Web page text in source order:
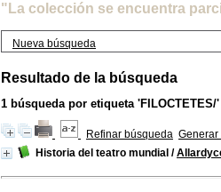
"La colección se encuentra
Nueva búsqueda
Resultado de la búsqueda
1 búsqueda por etiqueta 'FILOCTETES/'
Refinar búsqueda Generar
Historia del teatro mundial /